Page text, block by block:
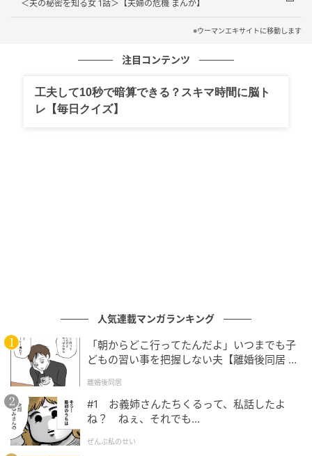
ウーマンエキサイト
＜夫の秘密を知る女 1話＞【夫婦の危機 まんが】
※ウーマンエキサイトに移動します
注目コンテンツ
工夫して10秒で暗算できる？スキマ時間に脳ト
レ【毎日クイズ】
人気連載マンガランキング
「朝からどこ行ってたんだよ」いつまでも子
どもの習い事を把握しない夫【離婚後同居 Vo
離婚後同居
#1 お義姉さんたちくるって、私話したよ
ね？ ねぇ、それでも…
ぜんぶ私のせい